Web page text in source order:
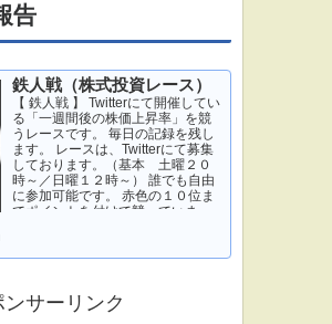
告
鉄人戦（株式投資レース）
【 鉄人戦 】 Twitterにて開催してい
る「一週間後の株価上昇率」を競
うレースです。 毎日の記録を残し
ます。 レースは、Twitterにて募集
しております。（基本 土曜２０
時～／日曜１２時～） 誰でも自由
に参加可能です。 赤色の１０位ま
でポイントを付けて競っていま
ンサーリンク